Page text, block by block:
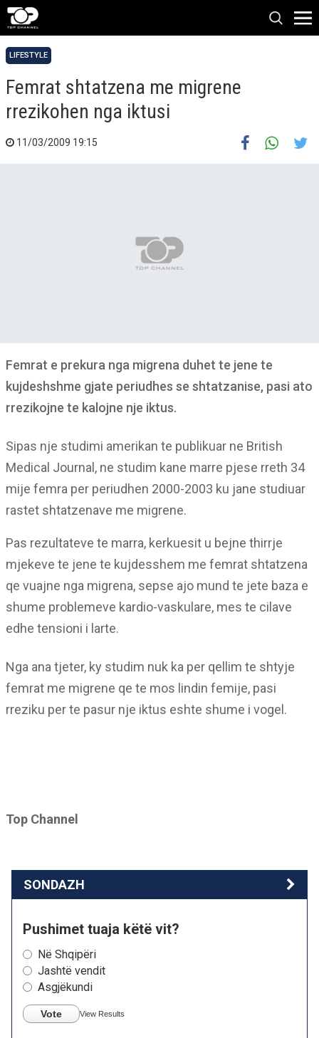
LIFESTYLE
Femrat shtatzena me migrene
rrezikohen nga iktusi
11/03/2009 19:15
Femrat e prekura nga migrena duhet te jene te
kujdeshshme gjate periudhes se shtatzanise, pasi ato
rrezikojne te kalojne nje iktus.
Sipas nje studimi amerikan te publikuar ne British
Medical Journal, ne studim kane marre pjese rreth 34
mije femra per periudhen 2000-2003 ku jane studiuar
rastet shtatzenave me migrene.
Pas rezultateve te marra, kerkuesit u bejne thirrje
mjekeve te jene te kujdesshem me femrat shtatzena
qe vuajne nga migrena, sepse ajo mund te jete baza e
shume problemeve kardio-vaskulare, mes te cilave
edhe tensioni i larte.
Nga ana tjeter, ky studim nuk ka per qellim te shtyje
femrat me migrene qe te mos lindin femije, pasi
rreziku per te pasur nje iktus eshte shume i vogel.
Top Channel
SONDAZH
Pushimet tuaja këtë vit?
Në Shqipëri
Jashtë vendit
Asgjëkundi
Vote View Results